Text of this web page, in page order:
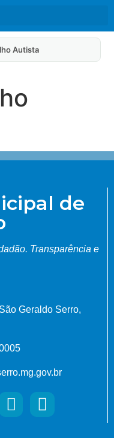
Autista
de
Transparência e
Geraldo Serro,